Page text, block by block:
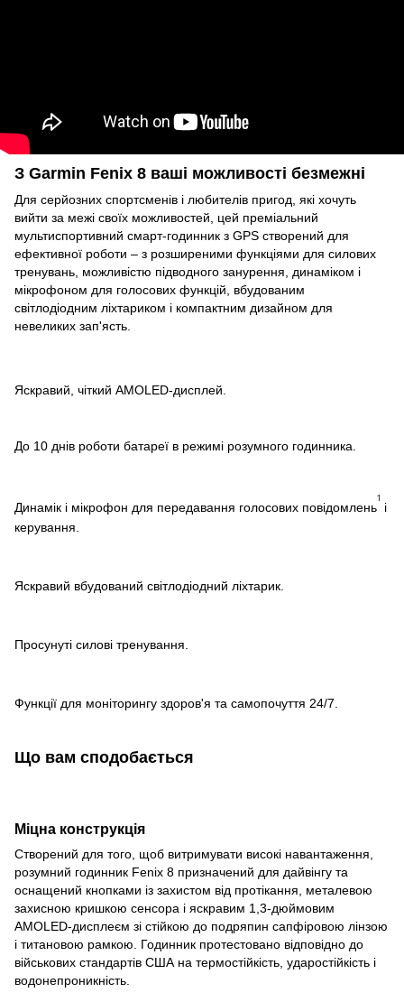
З Garmin Fenix 8 ваші можливості безмежні
Для серйозних спортсменів і любителів пригод, які хочуть
вийти за межі своїх можливостей, цей преміальний
мультиспортивний смарт-годинник з GPS створений для
ефективної роботи – з розширеними функціями для силових
тренувань, можливістю підводного занурення, динаміком і
мікрофоном для голосових функцій, вбудованим
світлодіодним ліхтариком і компактним дизайном для
невеликих зап'ясть.
Яскравий, чіткий AMOLED-дисплей.
До 10 днів роботи батареї в режимі розумного годинника.
Динамік і мікрофон для передавання голосових повідомлень
1
і
керування.
Яскравий вбудований світлодіодний ліхтарик.
Просунуті силові тренування.
Функції для моніторингу здоров'я та самопочуття 24/7.
Що вам сподобається
Міцна конструкція
Створений для того, щоб витримувати високі навантаження,
розумний годинник Fenix 8 призначений для дайвінгу та
оснащений кнопками із захистом від протікання, металевою
захисною кришкою сенсора і яскравим 1,3-дюймовим
AMOLED-дисплеєм зі стійкою до подряпин сапфіровою лінзою
і титановою рамкою. Годинник протестовано відповідно до
військових стандартів США на термостійкість, ударостійкість і
водонепроникність.